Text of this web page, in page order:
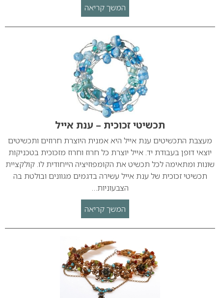
המשך קריאה
תכשיטי זכוכית – ענת אייל
מעצבת התכשיטים ענת אייל היא אמנית היוצרת חרוזים ותכשיטים
יוצאי דופן בעבודת יד. אייל יוצרת כל חרוז וחרוז מזכוכית בטכניקות
שונות ומתאימה לכל תכשיט את הקומפוזיציה הייחודית לו. קולקציית
תכשיטי זכוכית של ענת אייל עשירה בדגמים מגוונים ובולטת בה
הצבעוניות…
המשך קריאה